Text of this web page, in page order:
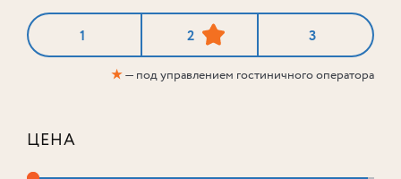
1 2 3
★— под управлением гостиничного оператора
ЦЕНА